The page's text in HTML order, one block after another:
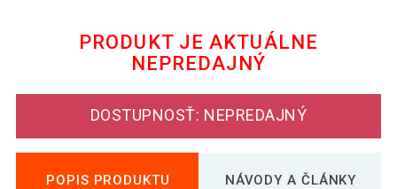
PRODUKT JE AKTUÁLNE
NEPREDAJNÝ
DOSTUPNOSŤ: NEPREDAJNÝ
POPIS PRODUKTU NÁVODY A ČLÁNKY